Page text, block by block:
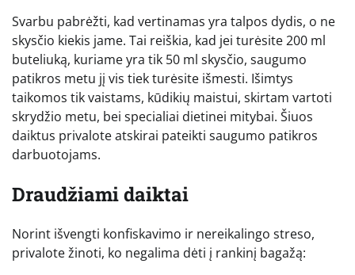
Svarbu pabrėžti, kad vertinamas yra talpos dydis, o ne
skysčio kiekis jame. Tai reiškia, kad jei turėsite 200 ml
buteliuką, kuriame yra tik 50 ml skysčio, saugumo
patikros metu jį vis tiek turėsite išmesti. Išimtys
taikomos tik vaistams, kūdikių maistui, skirtam vartoti
skrydžio metu, bei specialiai dietinei mitybai. Šiuos
daiktus privalote atskirai pateikti saugumo patikros
darbuotojams.
Draudžiami daiktai
Norint išvengti konfiskavimo ir nereikalingo streso,
privalote žinoti, ko negalima dėti į rankinį bagažą: